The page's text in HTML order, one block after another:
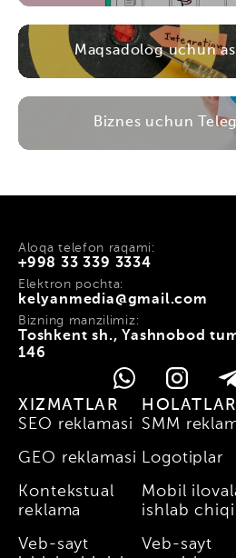
Maqsadolog uchun
Biznes uchun
+998 33 339 3334
Aloqa telefon raqami:
kelyanmedia@gmail.com
Elektron pochta:
Toshkent sh., Yashnobod
146
Bizning manzilimiz:
XIZMATLAR
SEO reklamasi
GEO reklamasi
Kontekstual
reklama
Veb-sayt
HOLATLAR
SMM
Logotiplar
Mobil
ishlab
Veb-sayt